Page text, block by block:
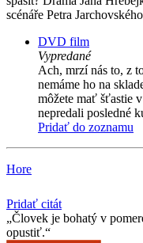
scénáře Petra
DVD film
Vypredané
Ach, mrzí nás to, z
nemáme ho na
môžete mať šťastie
nepredali posledné
Pridať do zoznamu
Hore
Pridať citát
Človek je bohatý v
opustiť.